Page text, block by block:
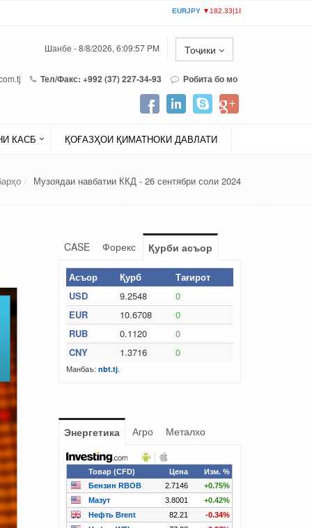
Шанбе - 8/8/2026, 6:09:57 PM Тоҷики
Тел/Факс: +992 (37) 227-34-93 Робита бо мо
КАСБ ҚОҒАЗҲОИ ҚИМАТНОКИ ДАВЛАТИ
Музоядаи навбатии ККД - 26 сентябри соли 2024
CASE Форекс Қурби асъор
Асъор Қурб
Тағирот
USD
9.2548
0
EUR
10.6708
0
RUB
0.1120
0
CNY
1.3716 0
Манбаъ: nbt.tj.
Энергетика Агро Металхо